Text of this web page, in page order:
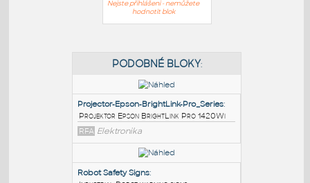
Nejste přihlášeni - nemůžete
hodnotit blok
PODOBNÉ BLOKY